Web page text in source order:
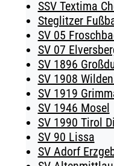
SSV Textima
Steglitzer
SV 05
SV 07
SV 1896
SV 1908
SV 1919
SV 1946 Mosel
SV 1990 Tirol
SV 90 Lissa
SV Adorf